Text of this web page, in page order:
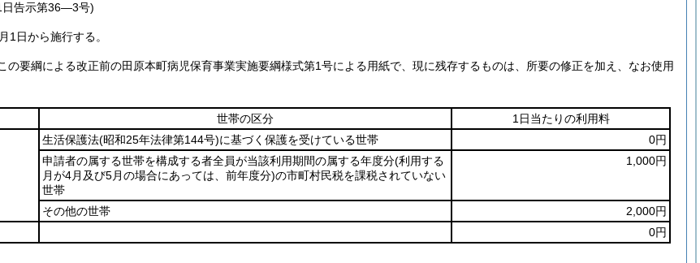
日告示第36―3号)
1日から施行する。
の要綱による改正前の田原本町病児保育事業実施要綱様式第1号による用紙で、現に残存するものは、所要の修正を加え、なお使用
世帯の区分
1日当たりの利用料
生活保護法(昭和25年法律第144号)に基づく保護を受けている世帯
0円
申請者の属する世帯を構成する者全員が当該利用期間の属する年度分(利用する
月が4月及び5月の場合にあっては、前年度分)の市町村民税を課税されていない
世帯
1,000円
その他の世帯
2,000円
0円